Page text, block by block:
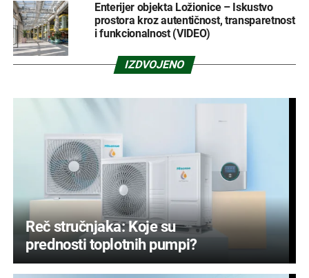
Enterijer objekta Ložionice – Iskustvo
prostora kroz autentičnost, transparetnost
i funkcionalnost (VIDEO)
IZDVOJENO
Reč stručnjaka: Koje su
prednosti toplotnih pumpi?